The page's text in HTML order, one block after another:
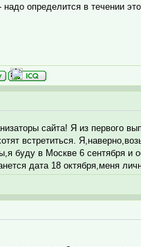
определится в течении
сайта! Я из
встретиться.
буду в Москве 6 сентября и
дата 18 октября,меня